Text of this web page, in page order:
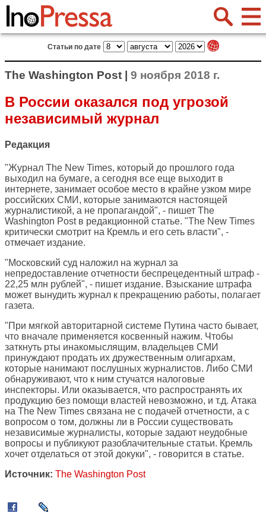
Статьи по дате
The Washington Post | 9 ноября 2018 г.
В России оказался под угрозой
независимый журнал
Редакция
"Журнал The New Times, который до прошлого года
выходил на бумаге, а сегодня все еще выходит в
интернете, занимает особое место в крайне узком мире
российских СМИ, которые занимаются настоящей
журналистикой, а не пропагандой", - пишет The
Washington Postв редакционной статье. "The New Times
критически смотрит на Кремль и его сеть власти", -
отмечает издание.
"Московский суд наложил на журнал за
непредоставление отчетности беспрецедентный штраф -
22,25 млн рублей", - пишет издание. Взыскание штрафа
может вынудить журнал к прекращению работы, полагает
газета.
"При мягкой авторитарной системе Путина часто бывает,
что вначале применяется косвенный нажим. Чтобы
заткнуть рты инакомыслящим, владельцев СМИ
принуждают продать их дружественным олигархам,
которые нанимают послушных журналистов. Либо СМИ
обнаруживают, что к ним стучатся налоговые
инспекторы. Или оказывается, что распространять их
продукцию без помощи властей невозможно, и т.д. Атака
на The New Times связана не с подачей отчетности, а с
вопросом о том, должны ли в России существовать
независимые журналисты, которые задают неудобные
вопросы и публикуют разоблачительные статьи. Кремль
хочет отделаться от этой докуки", - говорится в статье.
Источник: The Washington Post